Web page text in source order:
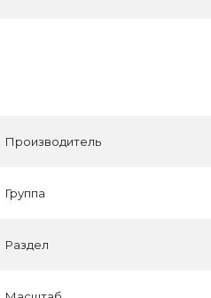
Производитель
Группа
Раздел